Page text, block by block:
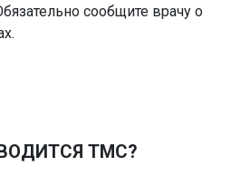
сообщите врачу о
ТМС?